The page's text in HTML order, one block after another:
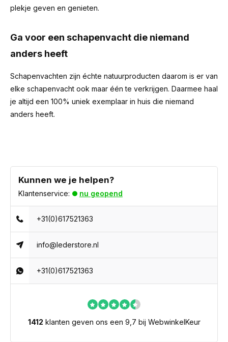
plekje geven en genieten.
Ga voor een schapenvacht die niemand
anders heeft
Schapenvachten zijn échte natuurproducten daarom is er van
elke schapenvacht ook maar één te verkrijgen. Daarmee haal
je altijd een 100% uniek exemplaar in huis die niemand
anders heeft.
Kunnen we je helpen?
Klantenservice: nu geopend
+31(0)617521363
info@lederstore.nl
+31(0)617521363
1412 klanten geven ons een 9,7 bij WebwinkelKeur